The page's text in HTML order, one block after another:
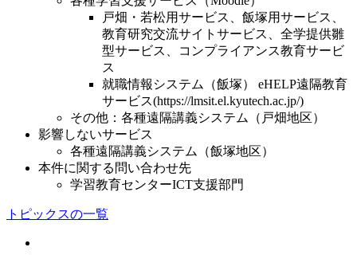
戸畑・若松用サービス、飯塚用サービス、
教育研究交流サイトサービス、全学提供雛
型サービス、コンプライアンス教育サービ
ス
就職情報システム（飯塚） eHELP遠隔教育
サービス(https://lmsit.el.kyutech.ac.jp/)
その他：各種遠隔講義システム（戸畑地区）
影響しないサービス
各種遠隔講義システム（飯塚地区）
本件に関する問い合わせ先
学習教育センターICT支援部門
トピックスの一覧